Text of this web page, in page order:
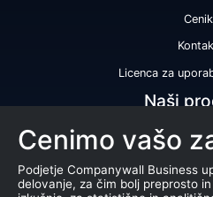
Cenik
Licenca za
Naši
Bonitetna
Bonitetno
Certifikat
Cenimo vašo
Podjetje Companywall Business
delovanje, za čim bolj preprosto